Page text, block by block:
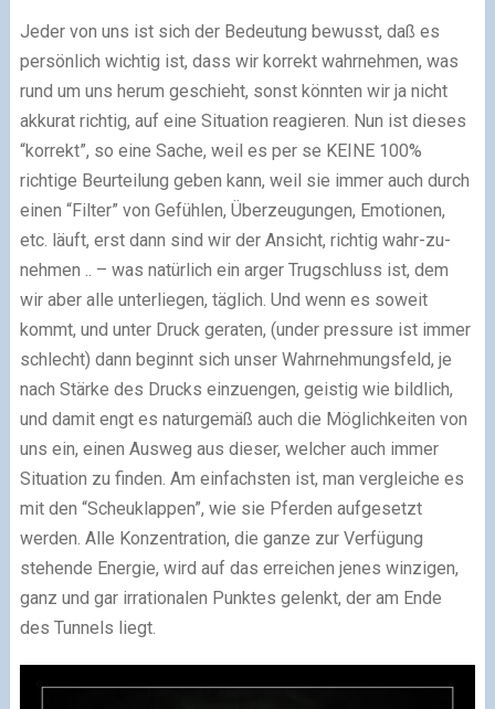
Jeder von uns ist sich der Bedeutung bewusst, daß es
persönlich wichtig ist, dass wir korrekt wahrnehmen, was
rund um uns herum geschieht, sonst könnten wir ja nicht
akkurat richtig, auf eine Situation reagieren. Nun ist dieses
“korrekt”, so eine Sache, weil es per se KEINE 100%
richtige Beurteilung geben kann, weil sie immer auch durch
einen “Filter” von Gefühlen, Überzeugungen, Emotionen,
etc. läuft, erst dann sind wir der Ansicht, richtig wahr-zu-
nehmen .. – was natürlich ein arger Trugschluss ist, dem
wir aber alle unterliegen, täglich. Und wenn es soweit
kommt, und unter Druck geraten, (under pressure ist immer
schlecht) dann beginnt sich unser Wahrnehmungsfeld, je
nach Stärke des Drucks einzuengen, geistig wie bildlich,
und damit engt es naturgemäß auch die Möglichkeiten von
uns ein, einen Ausweg aus dieser, welcher auch immer
Situation zu finden. Am einfachsten ist, man vergleiche es
mit den “Scheuklappen”, wie sie Pferden aufgesetzt
werden. Alle Konzentration, die ganze zur Verfügung
stehende Energie, wird auf das erreichen jenes winzigen,
ganz und gar irrationalen Punktes gelenkt, der am Ende
des Tunnels liegt.